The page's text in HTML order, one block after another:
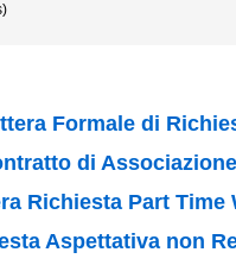
Formale di
di
Richiesta Part Time
Aspettativa non